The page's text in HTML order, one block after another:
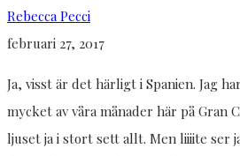
Rebecca Pecci
februari 27, 2017
Ja, visst är det härligt i Spanien. Jag
mycket av våra månader här på Gran
ljuset ja i stort sett allt. Men liiiite ser